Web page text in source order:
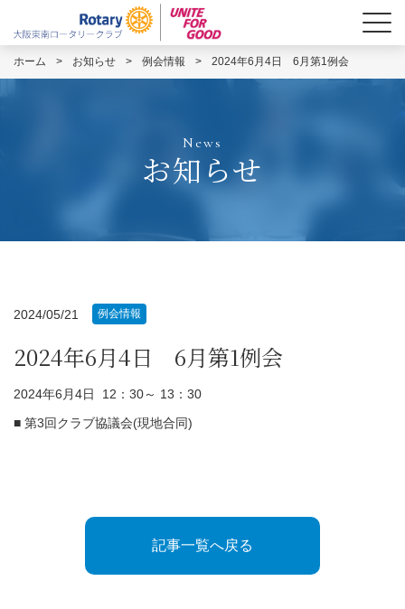
ホーム > お知らせ > 例会情報 > 2024年6月4日 6月第1例会
News
お知らせ
2024/05/21 例会情報
2024年6月4日 6月第1例会
2024年6月4日 12：30～ 13：30
■ 第3回クラブ協議会(現地合同)
記事一覧へ戻る